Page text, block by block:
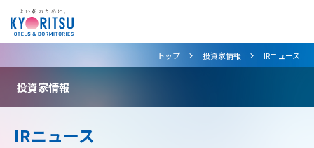
トップ >
投資家情報 >
IRニュース
投資家情報
IRニュース